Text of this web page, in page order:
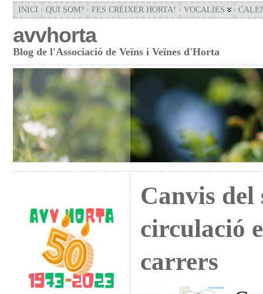
INICI QUI SOM? FES CRÉIXER HORTA! VOCALIES
avvhorta
Blog de l'Associació de Veïns i Veïnes d'Horta
Canvis del
circulació
carrers